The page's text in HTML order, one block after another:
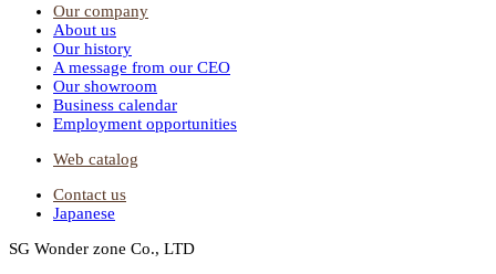
Our company
About us
Our history
A message from our CEO
Our showroom
Business calendar
Employment opportunities
Web catalog
Contact us
Japanese
SG Wonder zone Co., LTD